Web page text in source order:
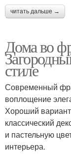
читать дальше →
Дома во
стиле
Современный
воплощение
Хороший
классический
и пастельную
интерьера.